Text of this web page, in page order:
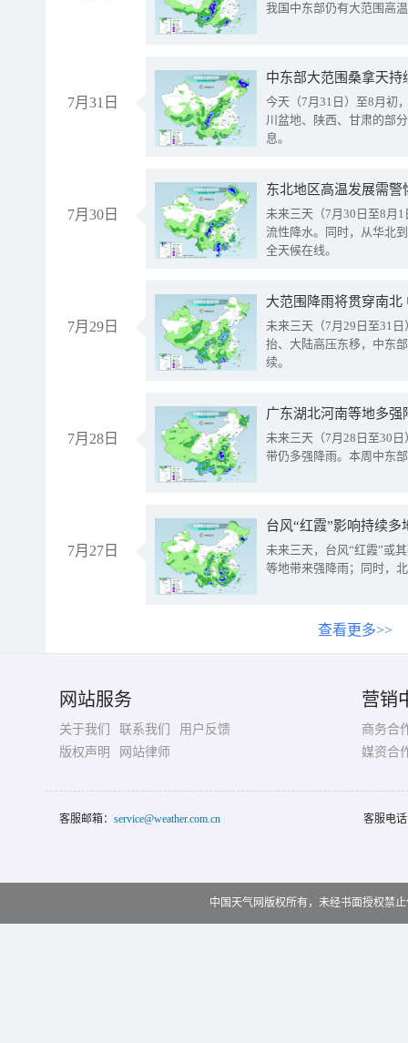
我国中东部仍有大范围高
7月31日
中东部大范围桑拿天
今天（7月31日）至8月初
川盆地、陕西、甘肃的部
息。
7月30日
东北地区高温发展需
未来三天（7月30日至8月
流性降水。同时，从华北
全天候在线。
7月29日
大范围降雨将贯穿南
未来三天（7月29日至31
抬、大陆高压东移，中东
续。
7月28日
广东湖北河南等地多
未来三天（7月28日至30
带仍多强降雨。本周中东
7月27日
台风“红霞”影响持续
未来三天，台风“红霞”或
等地带来强降雨；同时，
查看更多>>
网站服务
关于我们 联系我们
用户反馈
版权声明
网站律师
营销
商务合
媒资合
客服邮箱： service@weather.com.cn 客服电
中国天气网版权所有，未经书面授权